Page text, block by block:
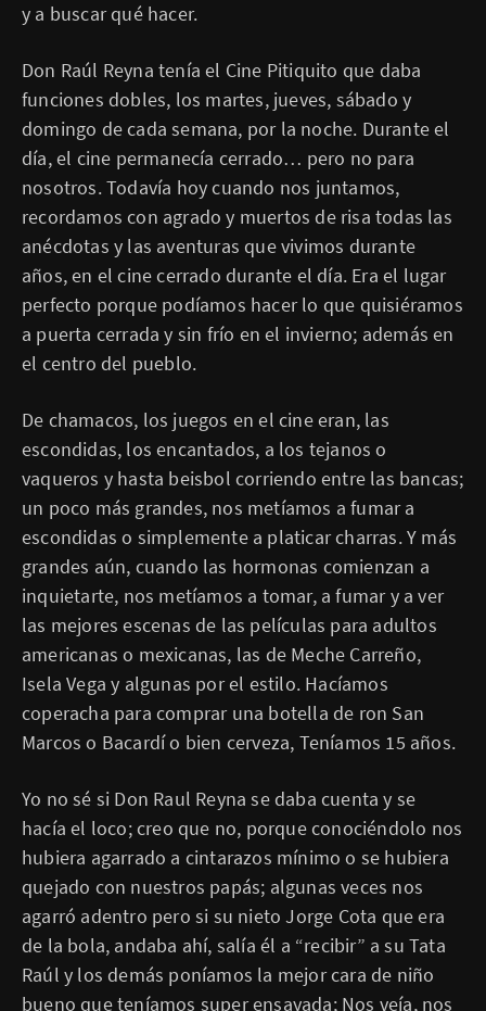
y a buscar qué hacer.
Don Raúl Reyna tenía el Cine Pitiquito que daba
funciones dobles, los martes, jueves, sábado y
domingo de cada semana, por la noche. Durante el
día, el cine permanecía cerrado… pero no para
nosotros. Todavía hoy cuando nos juntamos,
recordamos con agrado y muertos de risa todas las
anécdotas y las aventuras que vivimos durante
años, en el cine cerrado durante el día. Era el lugar
perfecto porque podíamos hacer lo que quisiéramos
a puerta cerrada y sin frío en el invierno; además en
el centro del pueblo.
De chamacos, los juegos en el cine eran, las
escondidas, los encantados, a los tejanos o
vaqueros y hasta beisbol corriendo entre las bancas;
un poco más grandes, nos metíamos a fumar a
escondidas o simplemente a platicar charras. Y más
grandes aún, cuando las hormonas comienzan a
inquietarte, nos metíamos a tomar, a fumar y a ver
las mejores escenas de las películas para adultos
americanas o mexicanas, las de Meche Carreño,
Isela Vega y algunas por el estilo. Hacíamos
coperacha para comprar una botella de ron San
Marcos o Bacardí o bien cerveza, Teníamos 15 años.
Yo no sé si Don Raul Reyna se daba cuenta y se
hacía el loco; creo que no, porque conociéndolo nos
hubiera agarrado a cintarazos mínimo o se hubiera
quejado con nuestros papás; algunas veces nos
agarró adentro pero si su nieto Jorge Cota que era
de la bola, andaba ahí, salía él a “recibir” a su Tata
Raúl y los demás poníamos la mejor cara de niño
bueno que teníamos super ensayada; Nos veía, nos